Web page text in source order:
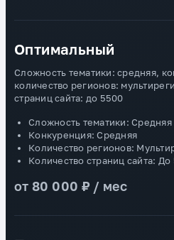
Оптимальный
Сложность тематики: средняя,
количество регионов:
страниц сайта: до 5500
Сложность тематики: Средняя
Конкуренция: Средняя
Количество регионов:
Количество страниц сайта: До
от 80 000 ₽ / мес